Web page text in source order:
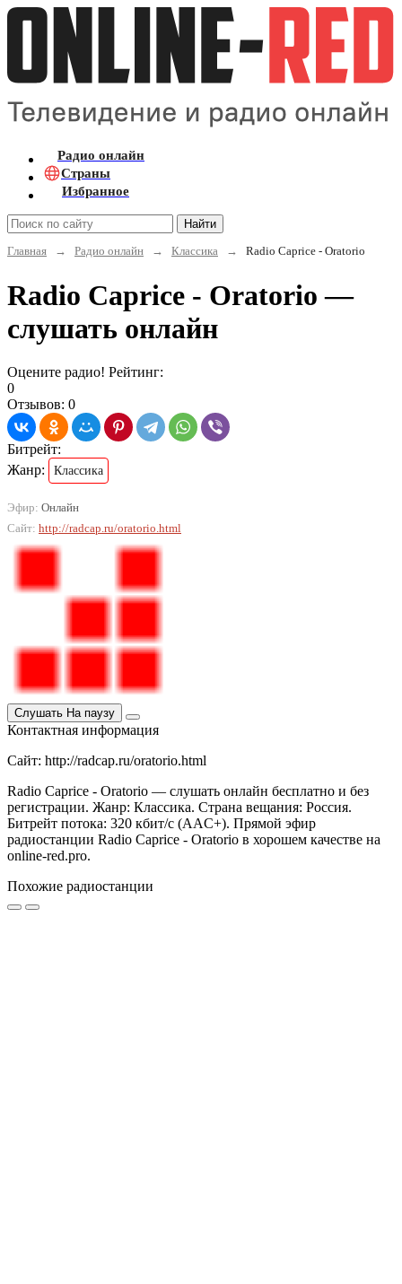
Радио онлайн
Страны
Избранное
Найти
Главная
→ Радио онлайн → Классика → Radio Caprice - Oratorio
Radio Caprice - Oratorio —
слушать онлайн
Оцените радио! Рейтинг:
0
Отзывов: 0
Битрейт:
Жанр:
Классика
Эфир: Онлайн
Сайт: http://radcap.ru/oratorio.html
Слушать На паузу
Контактная информация
Сайт: http://radcap.ru/oratorio.html
Radio Caprice - Oratorio — слушать онлайн бесплатно и без
регистрации. Жанр: Классика. Страна вещания: Россия.
Битрейт потока: 320 кбит/с (AAC+). Прямой эфир
радиостанции Radio Caprice - Oratorio в хорошем качестве на
online-red.pro.
Похожие радиостанции